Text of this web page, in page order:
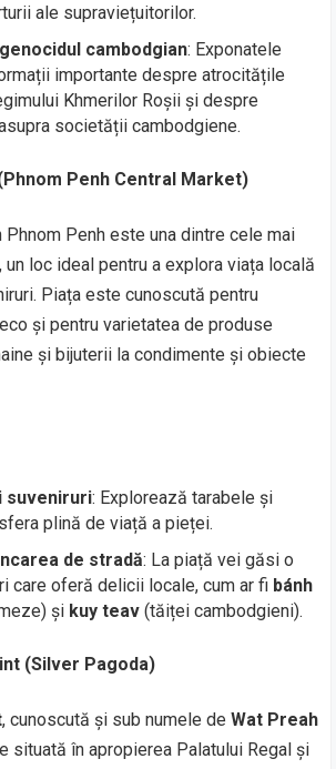
ale supraviețuitorilor.
cambodgian: Exponatele
importante despre atrocitățile
Khmerilor Roșii și despre
societății cambodgiene.
Penh Central Market)
Phnom Penh este una dintre cele mai
un loc ideal pentru a explora viața locală
Piața este cunoscută pentru
și pentru varietatea de produse
și bijuterii la condimente și obiecte
suveniruri: Explorează tarabele și
plină de viață a pieței.
de stradă: La piață vei găsi o
care oferă delicii locale, cum ar fi bánh
și kuy teav (tăiței cambodgieni).
(Silver Pagoda)
, cunoscută și sub numele deWat Preah
situată în apropierea Palatului Regal și